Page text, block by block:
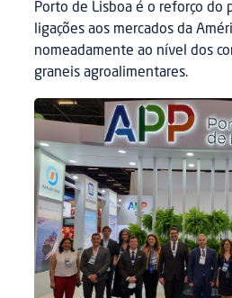
Porto de Lisboa é o reforço do
ligações aos mercados da
nomeadamente ao nível dos
graneis agroalimentares.